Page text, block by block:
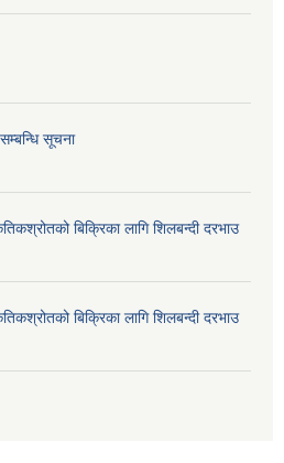
सूचना
बिक्रिका लागि शिलबन्दी दरभाउ
बिक्रिका लागि शिलबन्दी दरभाउ